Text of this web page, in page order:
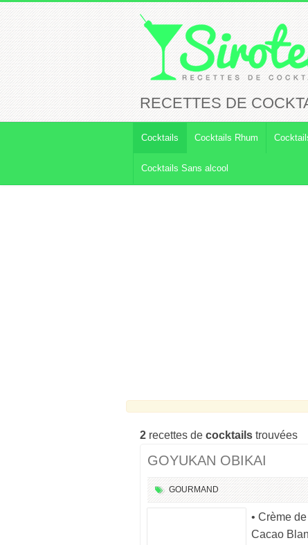
RECETTES DE
Cocktails Cocktails Rhum
Cocktails Sans alcool
2 recettes de cocktails trouvées
GOYUKAN OBIKAI
GOURMAND
• Crème de
Cacao